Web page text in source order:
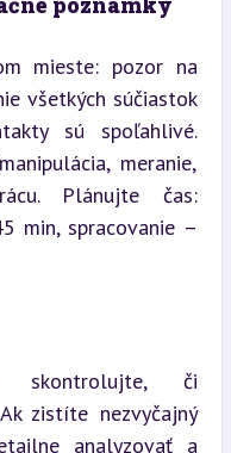
mieste: pozor na
všetkých súčiastok
sú spoľahlivé.
meranie,
Plánujte čas:
min, spracovanie –
skontrolujte, či
zistíte nezvyčajný
analyzovať a